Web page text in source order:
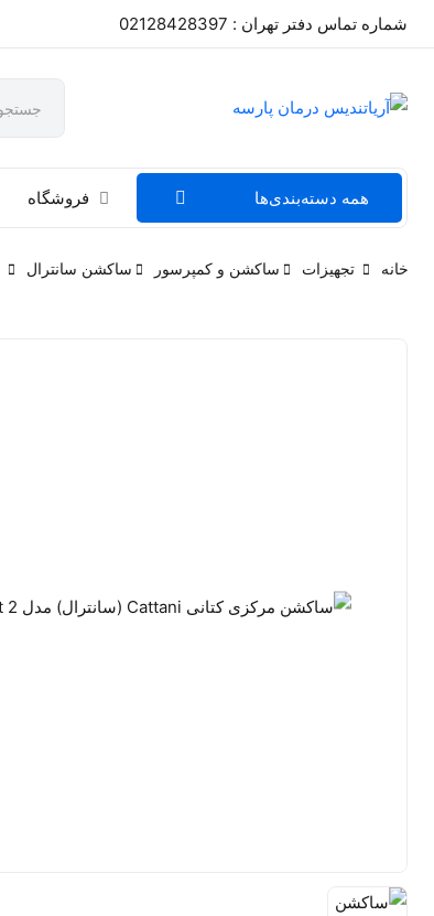
شماره تماس دفتر تهران : 02128428397
همه دسته‌بندی‌ها فروشگاه
خانه تجهیزات ساکشن و کمپرسور ساکشن سانترال